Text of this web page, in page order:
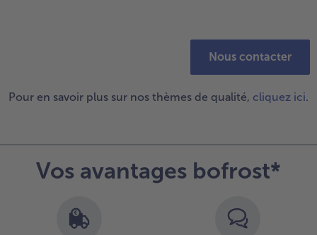
Nous contacter
Pour en savoir plus sur nos thèmes de qualité, cliquez ici.
Vos avantages bofrost*